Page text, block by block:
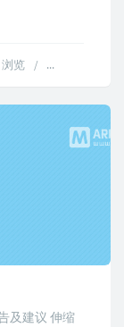
浏览 /
及建议 伸缩